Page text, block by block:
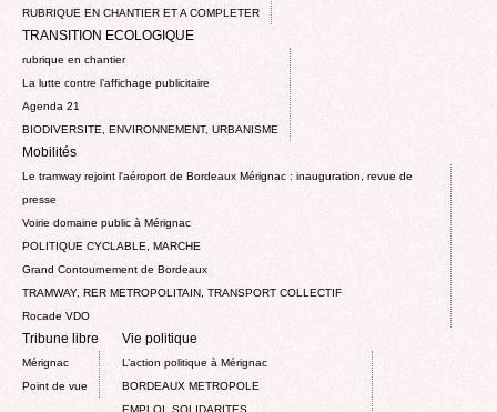
RUBRIQUE EN CHANTIER ET A COMPLETER
TRANSITION ECOLOGIQUE
rubrique en chantier
La lutte contre l’affichage publicitaire
Agenda 21
BIODIVERSITE, ENVIRONNEMENT, URBANISME
Mobilités
Le tramway rejoint l'aéroport de Bordeaux Mérignac : inauguration, revue de
presse
Voirie domaine public à Mérignac
POLITIQUE CYCLABLE, MARCHE
Grand Contournement de Bordeaux
TRAMWAY, RER METROPOLITAIN, TRANSPORT COLLECTIF
Rocade VDO
Tribune libre
Mérignac
Point de vue
Vie politique
L’action politique à Mérignac
BORDEAUX METROPOLE
EMPLOI, SOLIDARITES